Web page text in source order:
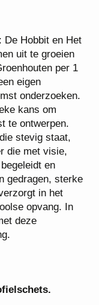
De Hobbit en
uit te
IKC
scholen
één
heb je hier
deze
we een
en verbindt.
het
de teams bouwt
school.
en
fase werk
IKC-